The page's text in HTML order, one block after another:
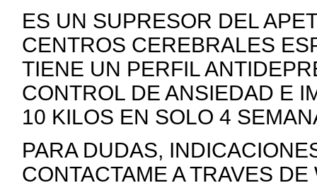
ES UN SUPRESOR DEL
CENTROS CEREBRALES
TIENE UN PERFIL
CONTROL DE ANSIEDAD E
10 KILOS EN SOLO 4
PARA DUDAS,
CONTACTAME A TRAVES